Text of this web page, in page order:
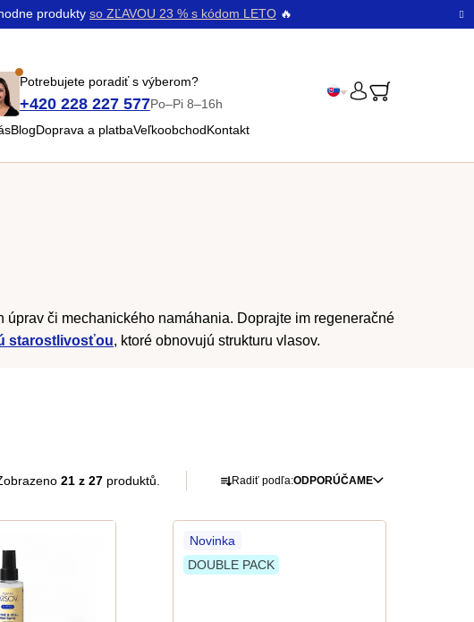
produkty so ZĽAVOU 23 % s kódom LETO 🔥
Potrebujete poradiť s výberom?
+420 228 227 577Po–Pi 8–16h
PRIHLÁSENIE
BlogDoprava a platbaVeľkoobchodKontakt
či mechanického namáhania. Doprajte im regeneračné
starostlivosťou, ktoré obnovujú strukturu vlasov.
21 z 27 produktů.
R
d
e
Radiť podľa:ODPORÚČAME
Novinka
DOUBLE PACK